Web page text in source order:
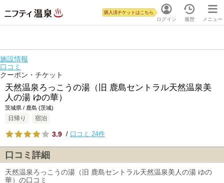
ログイン
購入済チケットはこちら
履歴 メニュー
施設情報
口コミ
クーポン・チケット
天然温泉ろっこうの湯（旧 鹿島セントラル天然温泉美
人の湯 ゆの華）
茨城県 / 鹿島 (茨城)
日帰り 宿泊
3.9 / 口コミ 24件
口コミ詳細
天然温泉ろっこうの湯（旧 鹿島セントラル天然温泉美人の湯 ゆの
華）の口コミ